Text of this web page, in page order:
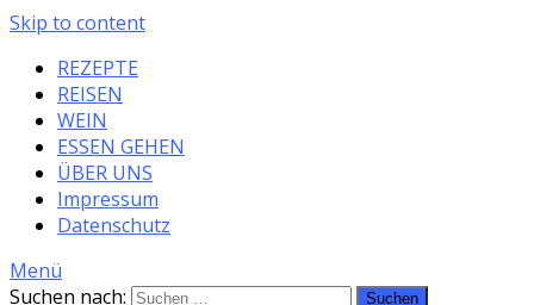
Skip to content
REZEPTE
REISEN
WEIN
ESSEN GEHEN
ÜBER UNS
Impressum
Datenschutz
Menü
Suchen nach: